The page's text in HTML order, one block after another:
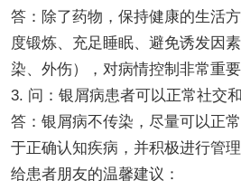
答：除了药物，保持健康的生活
度锻炼、充足睡眠、避免诱发因
染、外伤），对病情控制非常重要
3. 问：银屑病患者可以正常社交
答：银屑病不传染，尽量可以正
于正确认知疾病，并积极进行管理
给患者朋友的温馨建议：